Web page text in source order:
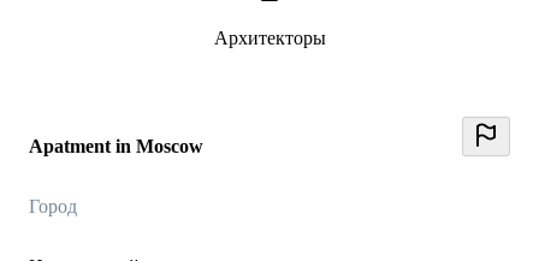
Аpatment in Moscow
Город
Архитекторы